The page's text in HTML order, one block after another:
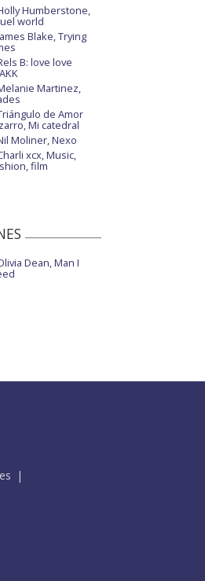
Humberstone,
world
Blake, Trying
B: love love
Martinez,
de Amor
Mi catedral
Moliner, Nexo
xcx, Music,
film
Dean, Man I